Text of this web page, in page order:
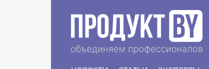
СергейЛЯШКО
Если у нас есть беспривязь, все животные
чипированы и есть программа-планировщик, на
проведение…